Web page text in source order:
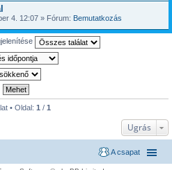
4. 12:07 » Fórum: Bemutatkozás
• Oldal: 1 / 1
Ugrás
A csapat